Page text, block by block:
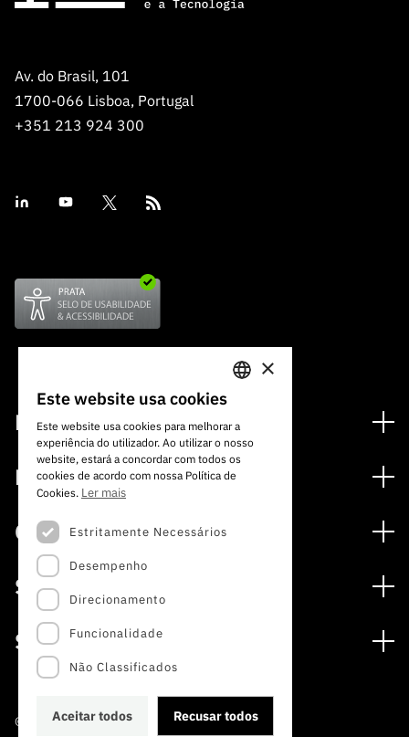
Av. do Brasil, 101
1700-066 Lisboa, Portugal
+351 213 924 300
Financiamento
Programas de Financiamento
Internacional
Prémios
Media
Notas de Imprensa
Subscrever Newsletter
Subscrever Direct Mail de Concursos
Agenda
Publicações
Concursos
Concursos Abertos
Concursos Previstos
Concursos Fechados
Calendarização FCT 2026
Serviços
Serviços digitais: Tecnologia para o Conhecimento
Arquivo, Documentação e Informação
Acesso a dados estatísticos para fins científicos –
Sobre
A FCT
Estudos e Planeamento Estratégico
©2022 · Fundação para a Ciência e a Tecnologia
PORTUGUESE
ENGLISH
×
Este website usa cookies
Este website usa cookies para melhorar a
experiência do utilizador. Ao utilizar o nosso
website, estará a concordar com todos os
cookies de acordo com nossa Política de
Cookies. Ler mais
Estritamente Necessários
Desempenho
Direcionamento
Funcionalidade
Não Classificados
Aceitar todos Recusar todos